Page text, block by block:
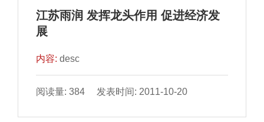
江苏雨润 发挥龙头作用 促进经济发
展
内容:desc
阅读量: 384 发表时间: 2011-10-20